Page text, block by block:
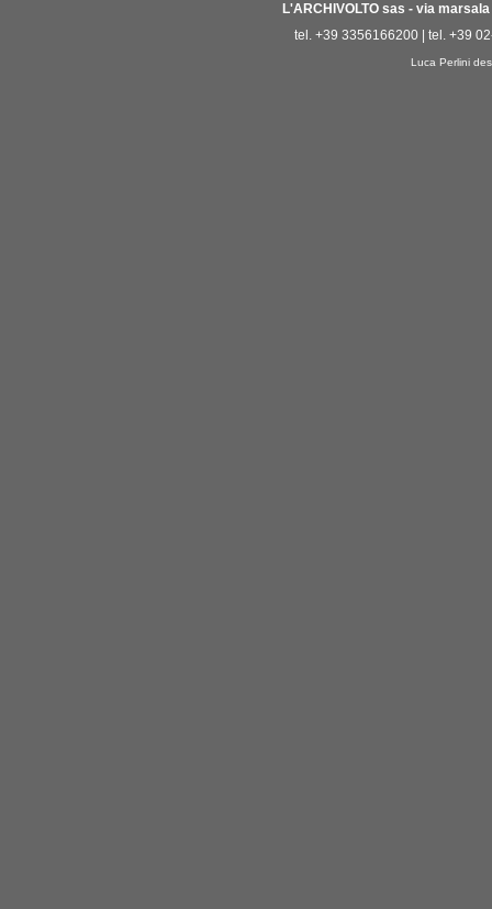
L'ARCHIVOLTO sas - via
tel. +39 3356166200 | tel. +39
Luca Perlini